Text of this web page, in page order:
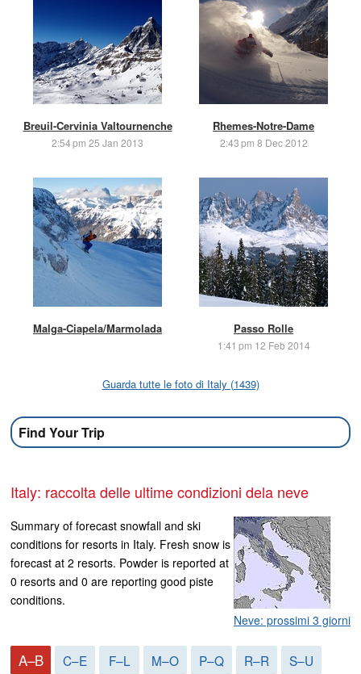
Breuil-Cervinia Valtournenche
2:54 pm 25 Jan 2013
Rhemes-Notre-Dame
2:43 pm 8 Dec 2012
Malga-Ciapela/Marmolada Passo Rolle
1:41 pm 12 Feb 2014
Guarda tutte le foto di Italy (1439)
Find Your Trip
Italy: raccolta delle ultime condizioni dela neve
Neve: prossimi 3 giorni
Summary of forecast snowfall and ski
conditions for resorts in Italy. Fresh snow is
forecast at 2 resorts. Powder is reported at
0 resorts and 0 are reporting good piste
conditions.
A–B C–E F–L M–O P–Q R–R
S–U